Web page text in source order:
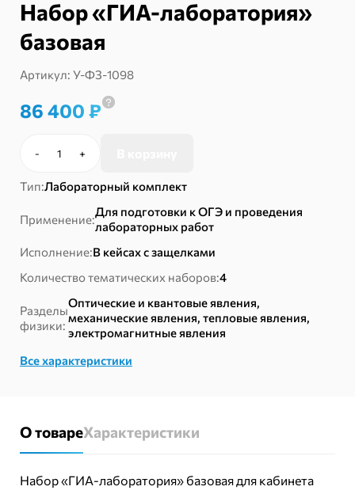
Набор «ГИА-лаборатория»
базовая
Артикул: У-ФЗ-1098
86 400 ₽
-
Количество
Набор
лаборатория»
+
Тип:Лабораторный комплект
Применение:
Для подготовки к ОГЭ и проведения
лабораторных работ
Исполнение:В кейсах с защелками
Количество тематических наборов:4
Разделы
физики:
Оптические и квантовые явления,
механические явления, тепловые явления,
электромагнитные явления
Все характеристики
О товареХарактеристики
Набор «ГИА-лаборатория» базовая для кабинета